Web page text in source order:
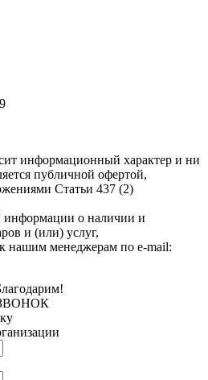
информационный характер и ни
публичной офертой,
Статьи 437 (2)
информации о наличии и
и (или) услуг,
нашим менеджерам по e-mail: